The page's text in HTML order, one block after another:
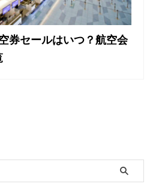
券セールはいつ？航空会